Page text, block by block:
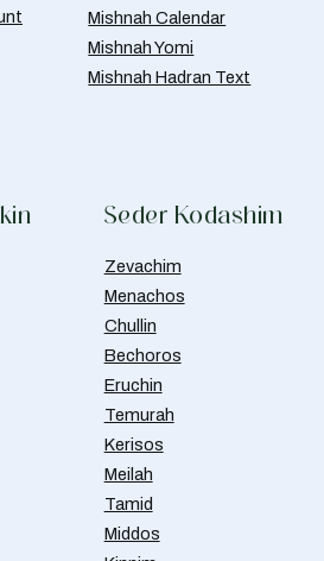
Mishnah Calendar
Mishnah Yomi
Mishnah Hadran Text
Seder Kodashim
Zevachim
Menachos
Chullin
Bechoros
Eruchin
Temurah
Kerisos
Meilah
Tamid
Middos